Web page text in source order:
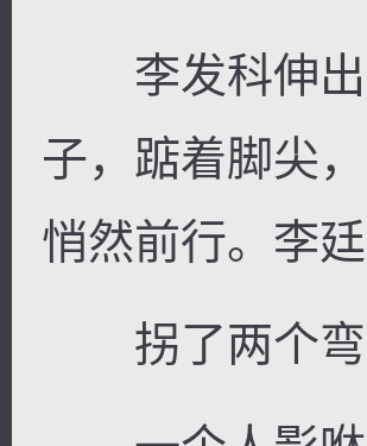
李发科伸出
子，踮着脚尖
悄然前行。李
拐了两个弯